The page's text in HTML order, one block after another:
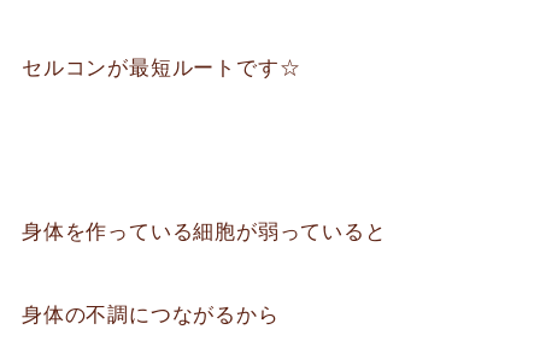
セルコンが最短ルートです☆
身体を作っている細胞が弱っていると
身体の不調につながるから